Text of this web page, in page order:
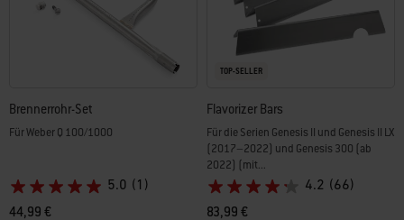
Brennerrohr-Set
Für Weber Q 100/1000
5.0 (1)
44,99 €
TOP-SELLER
Flavorizer Bars
Für die Serien Genesis II und Genesis II LX
(2017–2022) und Genesis 300 (ab
2022) (mit...
4.2 (66)
83,99 €